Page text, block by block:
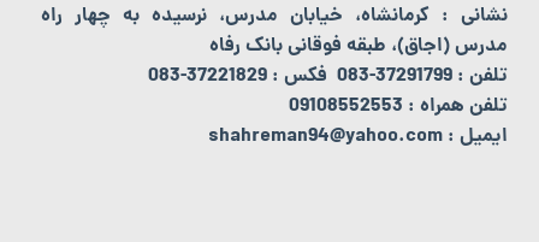
نشانی : کرمانشاه، خیابان مدرس، نرسیده به چهار راه
مدرس (اجاق)، طبقه فوقانی بانک رفاه
تلفن : 37291799-083 فکس : 37221829-083
تلفن همراه : 09108552553
ایمیل : shahreman94@yahoo.com